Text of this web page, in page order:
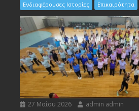
Ενδιαφέρουσες Ιστορίες Επικαιρότητα
27 Μαΐου 2026 admin admin